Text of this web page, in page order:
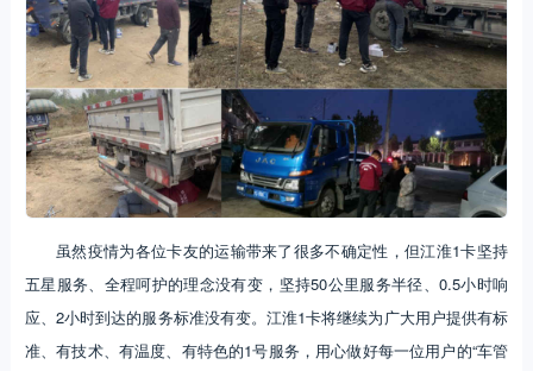
虽然疫情为各位卡友的运输带来了很多不确定性，但江淮1卡坚持
五星服务、全程呵护的理念没有变，坚持50公里服务半径、0.5小时响
应、2小时到达的服务标准没有变。江淮1卡将继续为广大用户提供有标
准、有技术、有温度、有特色的1号服务，用心做好每一位用户的“车管